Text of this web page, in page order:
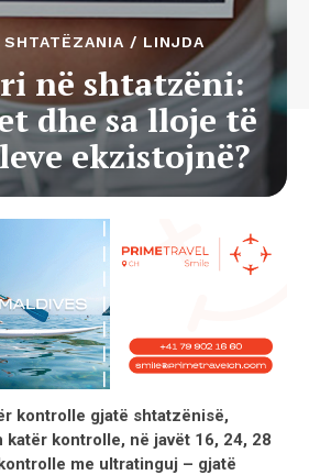
SHTATËZANIA / LINJDA
në shtatzëni:
dhe sa lloje të
ekzistojnë?
kontrolle gjatë shtatzënisë,
kontrolle, në javët 16, 24, 28
me ultratinguj – gjatë